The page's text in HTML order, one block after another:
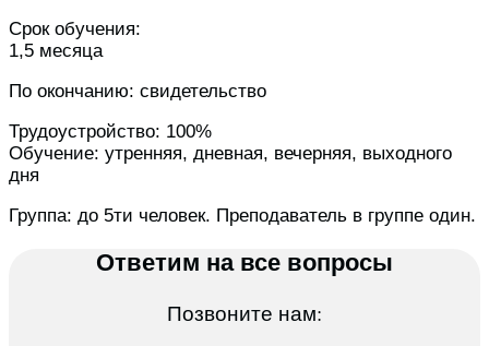
Срок обучения:
1,5 месяца
По окончанию: свидетельство
Трудоустройство: 100%
Обучение: утренняя, дневная, вечерняя, выходного
дня
Группа: до 5ти человек. Преподаватель в группе один.
Ответим на все вопросы
Позвоните нам: